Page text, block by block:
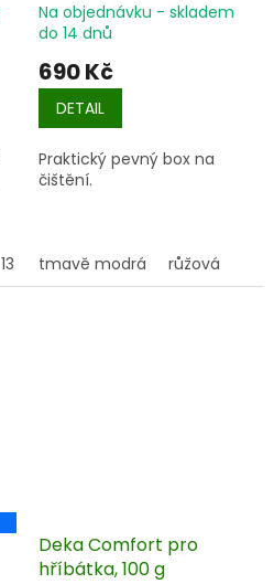
13 14 15 16
Na objednávku - skladem
do 14 dnů
690 Kč
DETAIL
Praktický pevný box na
čištění.
tmavě modrá růžová
Deka Comfort pro
hříbátka, 100 g